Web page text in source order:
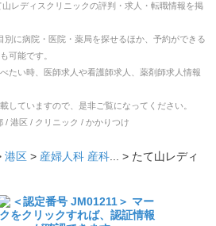
山レディスクリニックの評判・求人・転職情報を掲
に病院・医院・薬局を探せるほか、予約ができる
可能です。
たい時、医師求人や看護師求人、薬剤師求人情報
していますので、是非ご覧になってください。
/ 港区 / クリニック / かかりつけ
港区 > 産婦人科 産科... > たて山レディ